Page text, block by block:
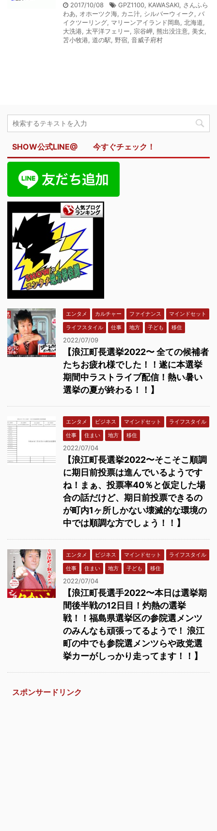
2017/10/08 GPZ1100, KAWASAKI, さんふら
わあ, オホーツク海, カニ汁, シルバーウィーク, バ
イクツーリング, マリーンアイランド岡島, 北海道,
大洗港, 太平洋フェリー, 宗谷岬, 熊出没注意, 美女,
苫小牧港, 道の駅, 野宿, 音威子府村
SHOW公式LINE@ 今すぐチェック！
エンタメ カルチャー ファイナンス
マインドセット
ライフスタイル
仕事 地方 子ども 移住
2022/07/09
【浪江町長選挙2022〜 全ての候補者
たちお疲れ様でした！！遂に本選挙
期間中ラストライブ配信！熱い暑い
選挙の夏が終わる！！】
エンタメ ビジネス マインドセット
ライフスタイル
仕事
住まい 地方 移住
2022/07/04
【浪江町長選挙2022〜そこそこ順調
に期日前投票は進んでいるようです
ね！まぁ、投票率40％と仮定した場
合の話だけど、期日前投票できるの
が町内1ヶ所しかない壊滅的な環境の
中では順調な方でしょう！！】
エンタメ ビジネス マインドセット
ライフスタイル
仕事
住まい 地方 子ども 移住
2022/07/04
【浪江町長選手2022〜本日は選挙期
間後半戦の12日目！灼熱の選挙
戦！！福島県選挙区の参院選メンツ
のみんなも頑張ってるようで！ 浪江
町の中でも参院選メンツらや政党選
挙カーがしっかり走ってます！！】
スポンサードリンク